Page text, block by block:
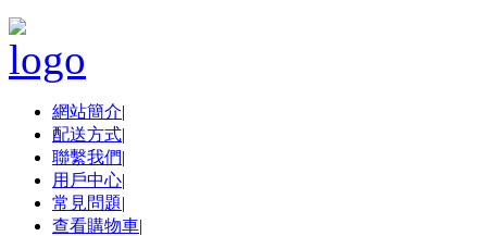
網站簡介|
配送方式|
聯繫我們|
用戶中心|
常見問題|
查看購物車|